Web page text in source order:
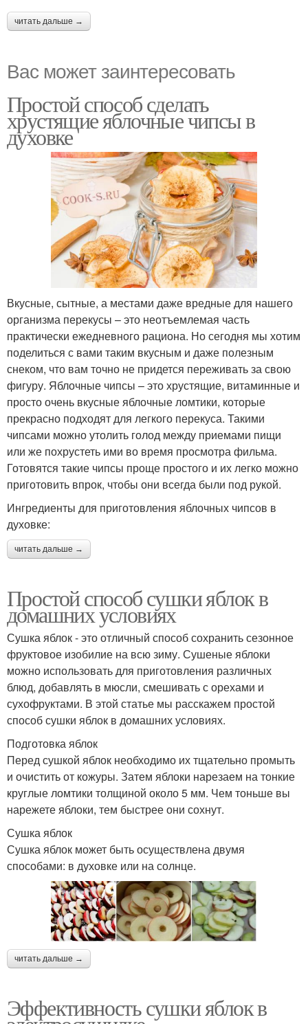
читать дальше →
Вас может заинтересовать
Простой способ сделать
хрустящие яблочные чипсы в
духовке
Вкусные, сытные, а местами даже вредные для нашего
организма перекусы – это неотъемлемая часть
практически ежедневного рациона. Но сегодня мы хотим
поделиться с вами таким вкусным и даже полезным
снеком, что вам точно не придется переживать за свою
фигуру. Яблочные чипсы – это хрустящие, витаминные и
просто очень вкусные яблочные ломтики, которые
прекрасно подходят для легкого перекуса. Такими
чипсами можно утолить голод между приемами пищи
или же похрустеть ими во время просмотра фильма.
Готовятся такие чипсы проще простого и их легко можно
приготовить впрок, чтобы они всегда были под рукой.
Ингредиенты для приготовления яблочных чипсов в
духовке:
читать дальше →
Простой способ сушки яблок в
домашних условиях
Сушка яблок - это отличный способ сохранить сезонное
фруктовое изобилие на всю зиму. Сушеные яблоки
можно использовать для приготовления различных
блюд, добавлять в мюсли, смешивать с орехами и
сухофруктами. В этой статье мы расскажем простой
способ сушки яблок в домашних условиях.
Подготовка яблок
Перед сушкой яблок необходимо их тщательно промыть
и очистить от кожуры. Затем яблоки нарезаем на тонкие
круглые ломтики толщиной около 5 мм. Чем тоньше вы
нарежете яблоки, тем быстрее они сохнут.
Сушка яблок
Сушка яблок может быть осуществлена двумя
способами: в духовке или на солнце.
читать дальше →
Эффективность сушки яблок в